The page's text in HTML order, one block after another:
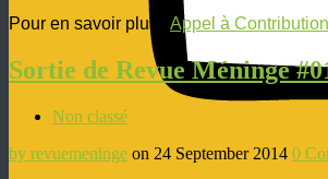
Pour en savoir plus : Appel à
Sortie de Revue Méninge
Non classé
by revuemeninge on 24 September 2014 0